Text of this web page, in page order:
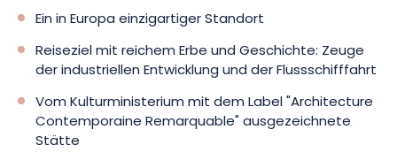
Ein in Europa einzigartiger Standort
Reiseziel mit reichem Erbe und Geschichte: Zeuge
der industriellen Entwicklung und der Flussschifffahrt
Vom Kulturministerium mit dem Label "Architecture
Contemporaine Remarquable" ausgezeichnete
Stätte